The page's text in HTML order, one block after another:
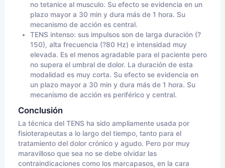
no tetanice al musculo. Su efecto se evidencia en un
plazo mayor a 30 min y dura más de 1 hora. Su
mecanismo de acción es central.
TENS intenso: sus impulsos son de larga duración (?
150), alta frecuencia (?80 Hz) e intensidad muy
elevada. Es el menos agradable para el paciente pero
no supera el umbral de dolor. La duración de esta
modalidad es muy corta. Su efecto se evidencia en
un plazo mayor a 30 min y dura más de 1 hora. Su
mecanismo de acción es periférico y central.
Conclusión
La técnica del TENS ha sido ampliamente usada por
fisioterapeutas a lo largo del tiempo, tanto para el
tratamiento del dolor crónico y agudo. Pero por muy
maravilloso que sea no se debe olvidar las
contraindicaciones como los marcapasos, en la cara